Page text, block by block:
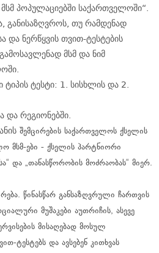
პოპულაციებში საქართველოში“.
განისაზღვროს, თუ რამდენად
და ნერწყვის თვით-ტესტების
მსმ და ნიმ
ტიპის ტესტი: 1. სისხლის და 2.
და რეგიონებში.
შემცირების საქართველოს ქსელის
მსმ-ები - ქსელის პარტნიორი
და „თანასწორობის მოძრაობას“ მიერ.
წინასწარ განსაზღვრული ჩართვის
მუშაკები აუთრიჩის, ასევე
მისაღებად მოსულ
ტესტებს და ავსებენ კითხვას